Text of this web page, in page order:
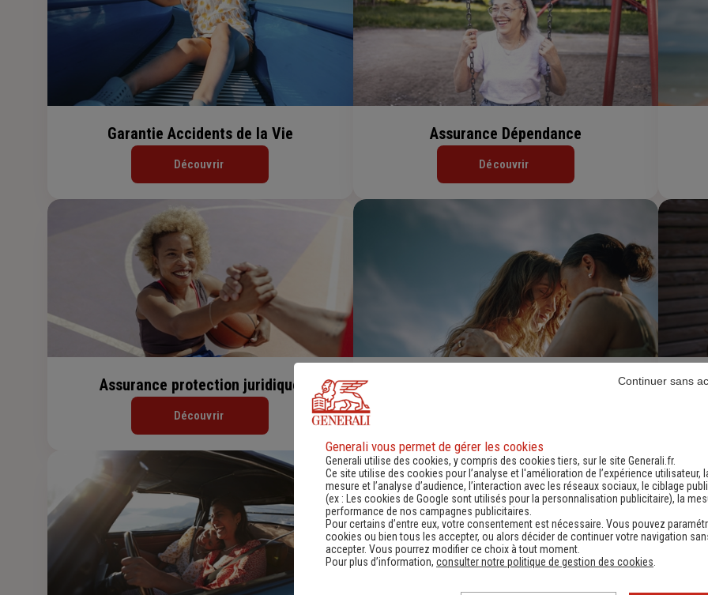
Garantie Accidents de la Vie
Découvrir
Assurance Dépendance
Découvrir
Assurance protection juridique
Découvrir
Generali vous permet de gérer les cookies
Generali utilise des cookies, y compris des cookies tiers, sur le site Generali.fr.
Ce site utilise des cookies pour l’analyse et l'amélioration de l’expérience utilisateur,
mesure et l’analyse d’audience, l’interaction avec les réseaux sociaux, le ciblage
(ex :
Les cookies de Google sont utilisés pour la personnalisation publicitaire), la
performance de nos campagnes publicitaires.
Pour certains d’entre eux, votre consentement est nécessaire. Vous pouvez
cookies ou bien tous les accepter, ou alors décider de continuer votre navigation
accepter. Vous pourrez modifier ce choix à tout moment.
Pour plus d’information, consulter notre politique de gestion des cookies
Continuer sans